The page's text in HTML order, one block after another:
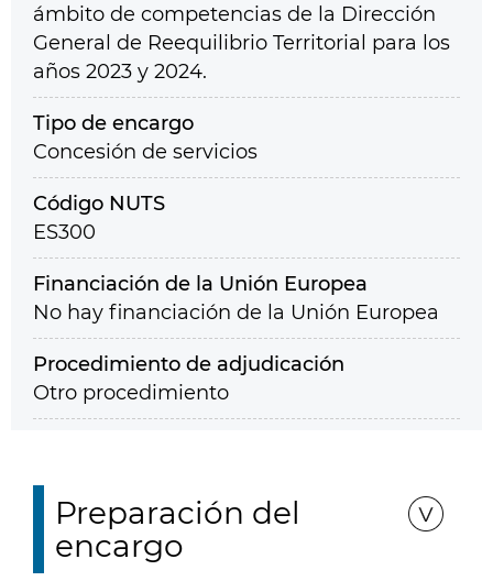
ámbito de competencias de la Dirección
General de Reequilibrio Territorial para los
años 2023 y 2024.
Tipo de encargo
Concesión de servicios
Código NUTS
ES300
Financiación de la Unión Europea
No hay financiación de la Unión Europea
Procedimiento de adjudicación
Otro procedimiento
Preparación del
encargo